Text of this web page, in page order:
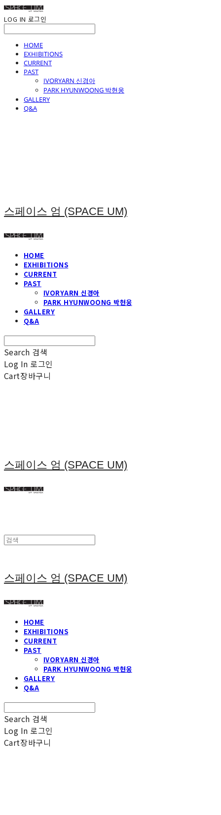
LOG IN 로그인
HOME
EXHIBITIONS
CURRENT
PAST
IVORYARN 신경아
PARK HYUNWOONG 박현웅
GALLERY
Q&A
스페이스 엄 (SPACE UM)
HOME
EXHIBITIONS
CURRENT
PAST
IVORYARN 신경아
PARK HYUNWOONG 박현웅
GALLERY
Q&A
Search 검색
Log In 로그인
Cart장바구니
스페이스 엄 (SPACE UM)
스페이스 엄 (SPACE UM)
HOME
EXHIBITIONS
CURRENT
PAST
IVORYARN 신경아
PARK HYUNWOONG 박현웅
GALLERY
Q&A
Search 검색
Log In 로그인
Cart장바구니